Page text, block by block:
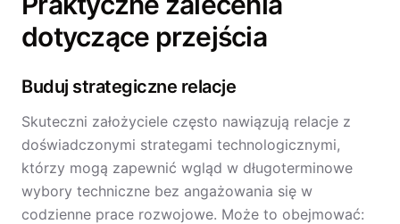
dotyczące przejścia
Buduj strategiczne relacje
Skuteczni założyciele często nawiązują relacje z
doświadczonymi strategami technologicznymi,
którzy mogą zapewnić wgląd w długoterminowe
wybory techniczne bez angażowania się w
codzienne prace rozwojowe. Może to obejmować: